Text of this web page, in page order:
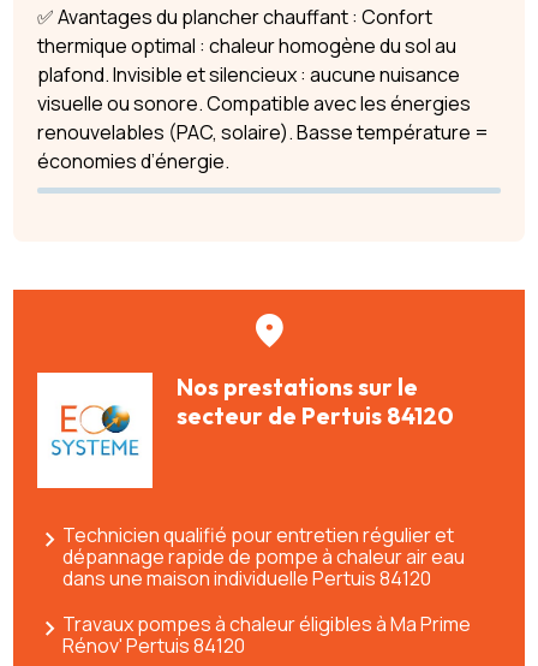
✅ Avantages du plancher chauffant : Confort
thermique optimal : chaleur homogène du sol au
plafond. Invisible et silencieux : aucune nuisance
visuelle ou sonore. Compatible avec les énergies
renouvelables (PAC, solaire). Basse température =
économies d’énergie.
Nos prestations sur le
secteur de Pertuis 84120
Technicien qualifié pour entretien régulier et
dépannage rapide de pompe à chaleur air eau
dans une maison individuelle Pertuis 84120
Travaux pompes à chaleur éligibles à Ma Prime
Rénov' Pertuis 84120